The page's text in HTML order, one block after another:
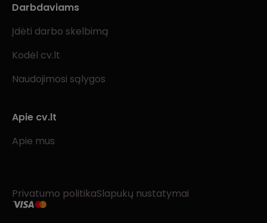
Darbdaviams
Įdėti darbo skelbimą
Kodėl cv.lt
Naudojimosi sąlygos
Apie cv.lt
Apie mus
Privatumo politikaSlapukų nustatymai